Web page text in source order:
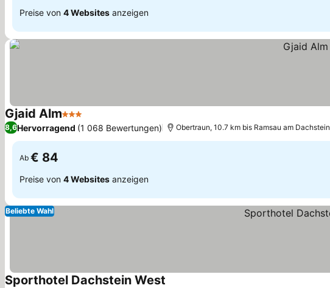
Preise von 4 Websites anzeigen
Gjaid Alm3 Sterne
8,6Hervorragend (1 068 Bewertungen) Obertraun, 10.7 km bis Ramsau am Dachstein
Ab € 84
Preise von 4 Websites anzeigen
Beliebte Wahl
Sporthotel Dachstein West